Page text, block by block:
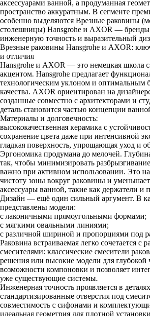
аксессуарами ванной, а продуманная
пространство аккуратным. В сегменте
особенно выделяются Врезные раковины
столешницы) Hansgrohe и AXOR —
инженерную точность и выразительный
Врезные раковины Hansgrohe и AXOR:
и отличия
Hansgrohe и AXOR — это немецкая школа
акцентом. Hansgrohe предлагает
технологическим уклоном и оптимальным
качества. AXOR ориентирован на
созданные совместно с архитекторами и
деталь становится частью концепции
Материалы и долговечность:
высококачественная керамика с
сохранение цвета даже при интенсивной
гладкая поверхность, упрощающая уход и
Эргономика продумана до мелочей.
так, чтобы минимизировать
важно при активном использовании. Это
чистоту зоны вокруг раковины и
аксессуары ванной, такие как держатели и
Дизайн — ещё один сильный аргумент. В
представлены модели:
с лаконичными прямоугольными формами;
с мягкими овальными линиями;
с различной шириной и пропорциями под
Раковина встраиваемая легко сочетается с
смесителями: классические смесители
решения или высокие модели для
возможности компоновки и позволяет
уже существующие системы.
Инженерная точность проявляется в
стандартизированные отверстия под
совместимость с сифонами и
идеальная геометрия для плотной